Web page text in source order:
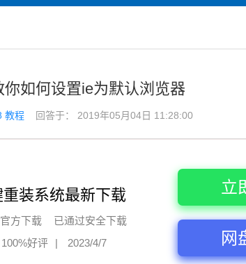
你如何设置ie为默认浏览器
教程 回答于： 2019年05月04日 11:28:00
装系统最新下载
官方下载
已通过安全下载
100%好评 | 2023/4/7
立
网